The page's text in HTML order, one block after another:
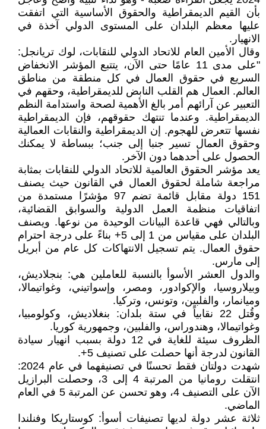
بأن القيم الديمقراطية والحقوق الأساسية التي اتفقت
عليها معظم البلدان على المستوى الدولي آخذة في
الانهيار.
وقال الأمين العام للاتحاد الدولي للنقابات، لوك تريانجل:
"على مدى 11 عامًا حتى الآن، يتتبع المؤشر الانخفاض
السريع في حقوق العمال في كل منطقة من مناطق
العالم. العمال هم القلب النابض للديمقراطية، وحقهم في
التعبير عن آرائهم أمر بالغ الأهمية لصحة واستدامة النظم
الديمقراطية. وعندما تنتهك حقوقهم، فإن الديمقراطية
نفسها تتعرض للهجوم. إن الديمقراطية والنقابات العمالية
وحقوق العمال تسير جنبا إلى جنب؛ ببساطة لا يمكنك
الحصول على أحدهما دون الآخر.
يعد مؤشر الحقوق العالمية للاتحاد الدولي للنقابات بمثابة
مراجعة شاملة لحقوق العمال في القانون حيث يصنف
151 دولة مقابل قائمة تضم 97 مؤشرًا مستمدة من
اتفاقيات منظمة العمل الدولية والسوابق القضائية،
وبالتالي فهي قاعدة البيانات الوحيدة من نوعها. ويصنف
البلدان على مقياس من 1 إلى 5+ بناءً على درجة احترام
حقوق العمال. يتم تسجيل الانتهاكات كل عام من أبريل
إلى مارس.
والدول العشر الأسوأ بالنسبة للعاملين هي: بنجلاديش،
وبيلاروسيا، والإكوادور، ومصر، وإسواتيني، وغواتيمالا،
وميانمار، والفلبين، وتونس، وتركيا.
وقُتل 22 نقابياً في ستة بلدان: بنغلاديش، وكولومبيا،
وغواتيمالا، وهندوراس، والفلبين، وجمهورية كوريا.
الظروف سيئة للغاية في 12 دولة بسبب انهيار سيادة
القانون لدرجة أنها حصلت على تصنيف 5+.
شهدت دولتان فقط تحسنًا في تصنيفهما في عام 2024:
انتقلت رومانيا من المرتبة 4 إلى 3، وحصلت البرازيل
الآن على التصنيف 4، وهو تحسن عن المرتبة 5 في العام
الماضي.
ثلاثة عشر دولة لديها تصنيفات أسوأ: كوستاريكا وفنلندا